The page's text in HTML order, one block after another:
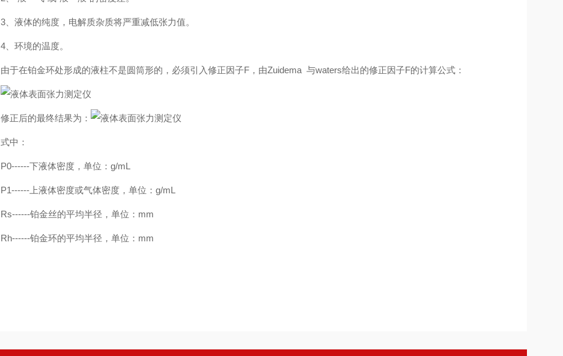
3、液体的纯度，电解质杂质将严重减低张力值。
4、环境的温度。
由于在铂金环处形成的液柱不是圆筒形的，必须引入修正因子F，由Zuidema 与waters给出的修正因子F的计算公式：
修正后的最终结果为：
式中：
P0------下液体密度，单位：g/mL
P1------上液体密度或气体密度，单位：g/mL
Rs------铂金丝的平均半径，单位：mm
Rh------铂金环的平均半径，单位：mm